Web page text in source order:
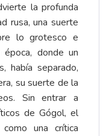
la profunda
rusa, una suerte
lo grotesco e
donde un
había separado,
su suerte de la
Sin entrar a
de Gógol, el
una crítica